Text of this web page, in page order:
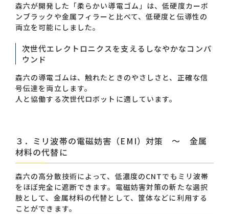
森六が開発した「柔らかい導電ゴム」は、低硬度カーボ
ンブラックや金属フィラーと比べて、低硬度と伝導性の
両立を可能にしました。
次世代エレクトロニクスを支えるしなやかなコンパ
ウンド
森六の導電ゴムは、触れたときのやさしさと、正確な信
号伝達を両立します。
人と協働する次世代ロボットに適しています。
３．ミリ波帯の電磁妨害（EMI）対策 ～ 金属
材料の代替に
森六の高分散技術によって、低濃度のCNTでもミリ波帯
をほぼ完全に遮断できます。電磁妨害対策の新たな選択
肢として、金属材料の代替として、筐体などに利用する
ことができます。